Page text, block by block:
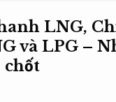
LNG,
và LPG –
chốt